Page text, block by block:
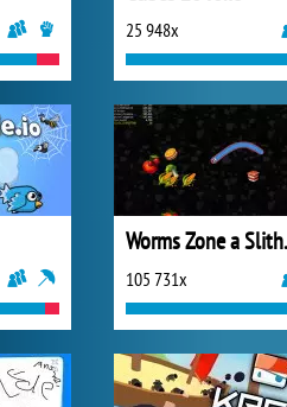
25 948x
105 731x